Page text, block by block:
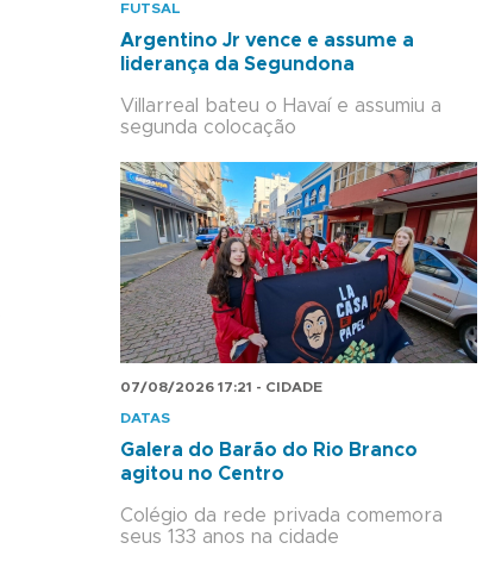
FUTSAL
Argentino Jr vence e assume a
liderança da Segundona
Villarreal bateu o Havaí e assumiu a
segunda colocação
07/08/2026 17:21 - CIDADE
DATAS
Galera do Barão do Rio Branco
agitou no Centro
Colégio da rede privada comemora
seus 133 anos na cidade